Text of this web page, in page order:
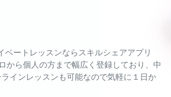
ートレッスンならスキルシェアアプリ
から個人の方まで幅広く登録しており、中
インレッスンも可能なので気軽に１日か